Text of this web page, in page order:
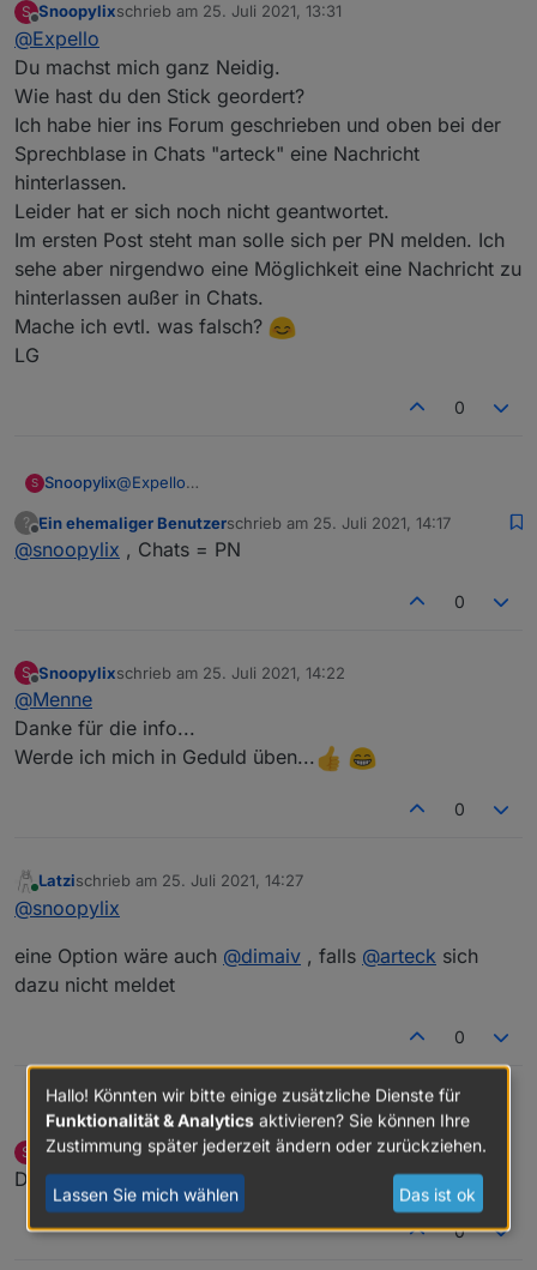
S
Offline
Snoopylixschrieb am 25. Juli 2021, 13:31
zuletzt editiert von
@Expello
Du machst mich ganz Neidig.
Wie hast du den Stick geordert?
Ich habe hier ins Forum geschrieben und oben bei der
Sprechblase in Chats "arteck" eine Nachricht
hinterlassen.
Leider hat er sich noch nicht geantwortet.
Im ersten Post steht man solle sich per PN melden. Ich
sehe aber nirgendwo eine Möglichkeit eine Nachricht zu
hinterlassen außer in Chats.
Mache ich evtl. was falsch?
LG
0
S Snoopylix@Expello
Wie hast du den Stick geordert?
Ich habe hier ins Forum geschrieben und oben bei
Ich sehe aber nirgendwo eine Möglichkeit eine
Nachricht zu hinterlassen außer in Chats.
LG
? Ein ehemaliger Benutzerschrieb am 25. Juli 2021, 14:17
zuletzt editiert von
@snoopylix , Chats = PN
0
S
Offline
Snoopylixschrieb am 25. Juli 2021, 14:22
zuletzt editiert von
@Menne
Danke für die info...
Werde ich mich in Geduld üben...
0
Latzischrieb am 25. Juli 2021, 14:27
zuletzt editiert von
@snoopylix
eine Option wäre auch @dimaiv , falls @arteck sich
dazu nicht meldet
0
Latzi@snoopylix
eine Option wäre auch@dimaiv, falls@artecksich dazu
nicht meldet
S Snoopylixschrieb am 25. Juli 2021, 15:04
zuletzt editiert von
Danke für den Tip@Latzi . Werde ich versuchen...
0
Hallo! Könnten wir bitte einige zusätzliche Dienste für
Funktionalität & Analytics aktivieren? Sie können Ihre
Zustimmung später jederzeit ändern oder zurückziehen.
Lassen Sie mich wählen Das ist ok